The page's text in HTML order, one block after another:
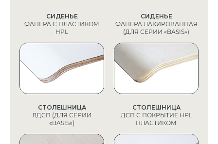
СИДЕНЬЕ
ФАНЕРА С ПЛАСТИКОМ
HPL
СИДЕНЬЕ
ФАНЕРА ЛАКИРОВАННАЯ
(ДЛЯ СЕРИИ «BASIS»)
СТОЛЕШНИЦА
ЛДСП (ДЛЯ СЕРИИ
«BASIS»)
СТОЛЕШНИЦА
ДСП С ПОКРЫТИЕ HPL
ПЛАСТИКОМ